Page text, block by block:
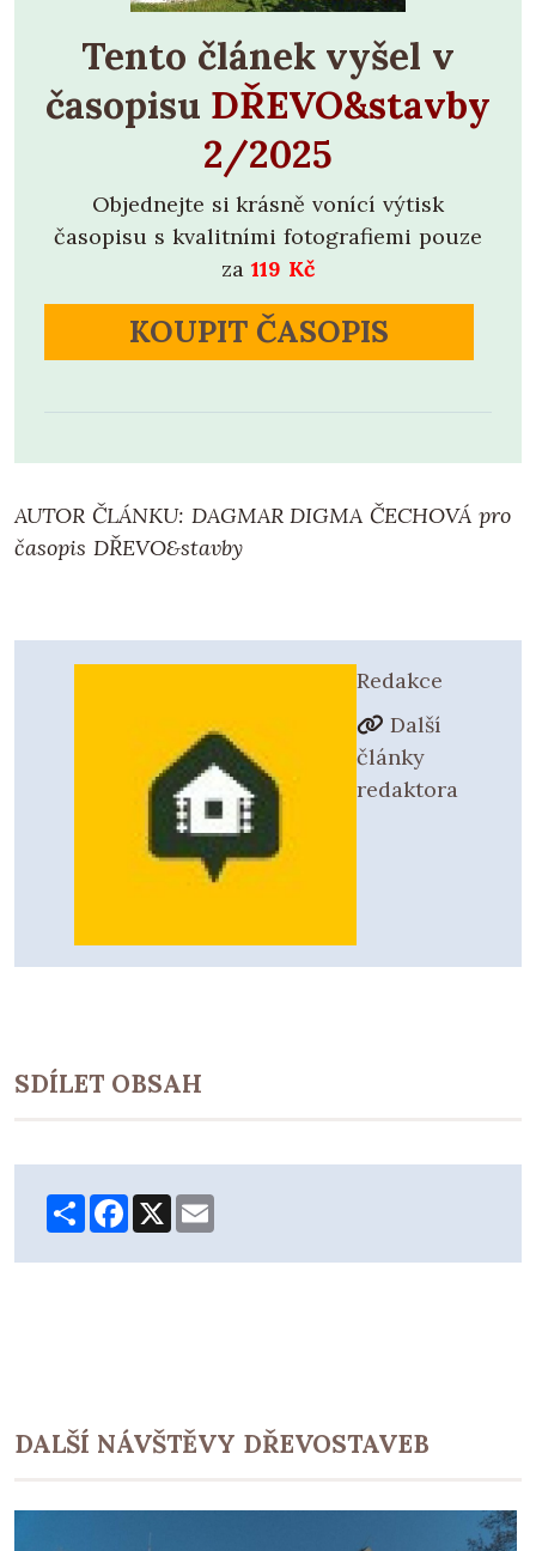
Tento článek vyšel v
časopisu DŘEVO&stavby
2/2025
Objednejte si krásně vonící výtisk
časopisu s kvalitními fotografiemi pouze
za 119 Kč
KOUPIT ČASOPIS
AUTOR ČLÁNKU: DAGMAR DIGMA ČECHOVÁ pro
časopis DŘEVO&stavby
Redakce
Další
články
redaktora
SDÍLET OBSAH
ShareFacebook
X
DALŠÍ NÁVŠTĚVY DŘEVOSTAVEB